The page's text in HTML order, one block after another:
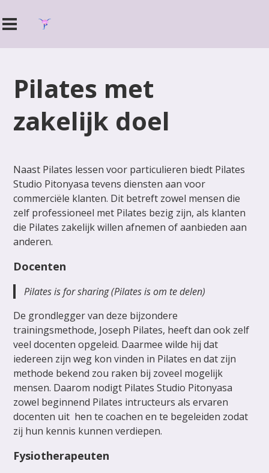
Pilates met
zakelijk doel
Naast Pilates lessen voor particulieren biedt Pilates
Studio Pitonyasa tevens diensten aan voor
commerciële klanten. Dit betreft zowel mensen die
zelf professioneel met Pilates bezig zijn, als klanten
die Pilates zakelijk willen afnemen of aanbieden aan
anderen.
Docenten
Pilates is for sharing (Pilates is om te delen)
De grondlegger van deze bijzondere
trainingsmethode, Joseph Pilates, heeft dan ook zelf
veel docenten opgeleid. Daarmee wilde hij dat
iedereen zijn weg kon vinden in Pilates en dat zijn
methode bekend zou raken bij zoveel mogelijk
mensen. Daarom nodigt Pilates Studio Pitonyasa
zowel beginnend Pilates intructeurs als ervaren
docenten uit hen te coachen en te begeleiden zodat
zij hun kennis kunnen verdiepen.
Fysiotherapeuten